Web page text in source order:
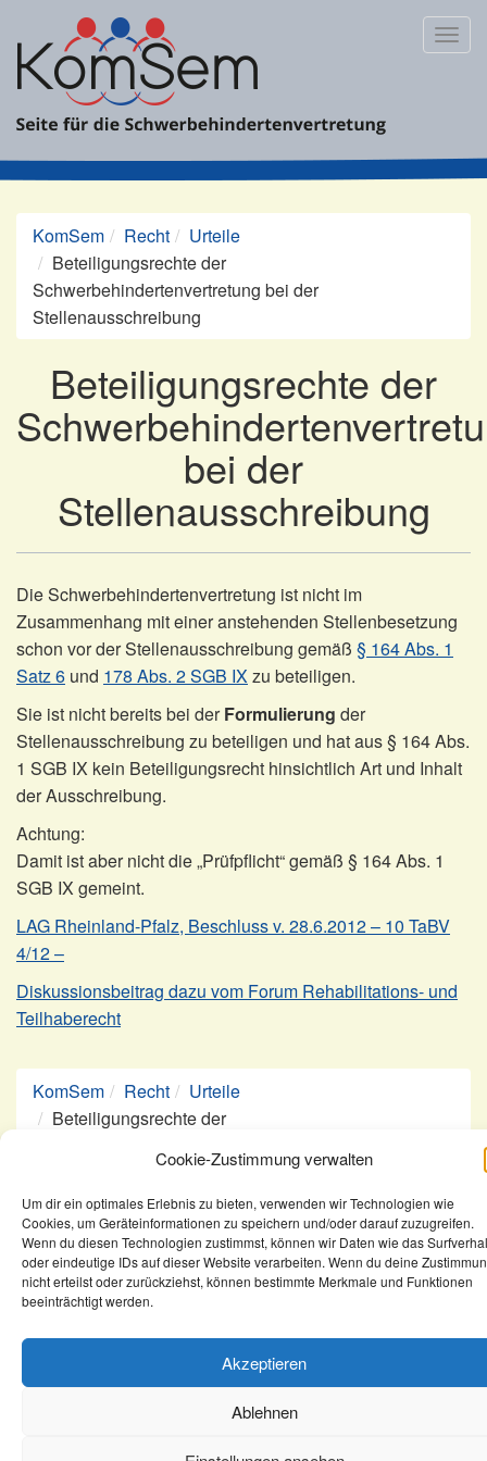
Cookie-Zustimmung verwalten
Um dir ein optimales Erlebnis zu bieten, verwenden wir Technologien wie
Cookies, um Geräteinformationen zu speichern und/oder darauf zuzugreifen.
Wenn du diesen Technologien zustimmst, können wir Daten wie das
oder eindeutige IDs auf dieser Website verarbeiten. Wenn du deine
nicht erteilst oder zurückziehst, können bestimmte Merkmale und Funktionen
beeinträchtigt werden.
Akzeptieren
Ablehnen
Inhalt
springen
KomSem Recht
Urteile
Beteiligungsrechte der
Schwerbehindertenvertretung bei der
Stellenausschreibung
Beteiligungsrechte der
bei der
Stellenausschreibung
Die Schwerbehindertenvertretung ist nicht im
Zusammenhang mit einer anstehenden Stellenbesetzung
schon vor der Stellenausschreibung gemäß § 164 Abs. 1
Satz 6 und 178 Abs. 2 SGB IXzu beteiligen.
Sie ist nicht bereits bei derFormulierung der
Stellenausschreibung zu beteiligen und hat aus § 164 Abs.
1 SGB IX kein Beteiligungsrecht hinsichtlich Art und Inhalt
der Ausschreibung.
Achtung:
Damit ist aber nicht die „Prüfpflicht“ gemäß § 164 Abs. 1
SGB IX gemeint.
LAG Rheinland-Pfalz, Beschluss v. 28.6.2012 – 10 TaBV
4/12 –
Diskussionsbeitrag dazu vom Forum Rehabilitations- und
Teilhaberecht
KomSem Recht
Urteile
Beteiligungsrechte der
Stellenausschreibung
Kontakt Newsletter
Datenschutz Rechtliches AGB
©2026 Copyright, KomSem GmbH.